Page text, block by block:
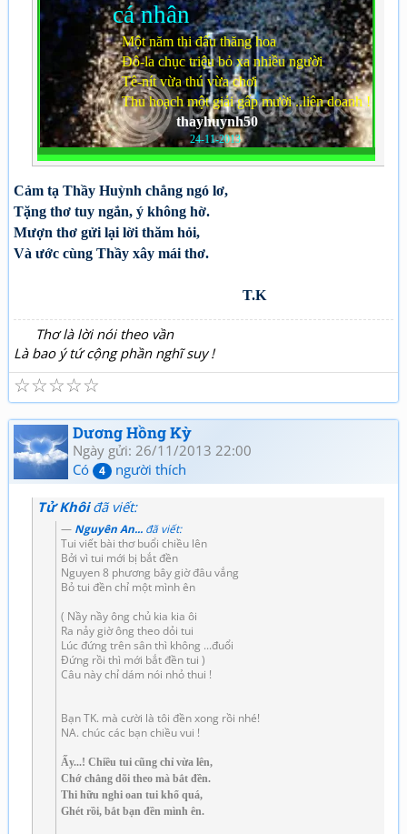
cá nhân
Một năm thi đấu thăng hoa
Đô-la chục triệu bỏ xa nhiều người
Tê-nít vừa thú vừa chơi
Thu hoạch một giải gấp mười ..liên doanh !
thayhuynh50
24-11-2013
Cảm tạ Thầy Huỳnh chẳng ngó lơ,
Tặng thơ tuy ngắn, ý không hờ.
Mượn thơ gửi lại lời thăm hỏi,
Và ước cùng Thầy xây mái thơ.
T.K
Thơ là lời nói theo vần
Là bao ý tứ cộng phần nghĩ suy !
☆
☆
☆
☆
☆
Dương Hồng Kỳ
Ngày gửi: 26/11/2013 22:00
Có
4 người thích
Tử Khôiđã viết:
Nguyên An... đã viết:
Tui viết bài thơ buổi chiều lên
Bởi vì tui mới bị bắt đền
Nguyen 8 phương bây giờ đâu vắng
Bỏ tui đền chỉ một mình ên
( Nầy nầy ông chủ kia kia ôi
Ra nảy giờ ông theo dỏi tui
Lúc đứng trên sân thì không ...đuổi
Đứng rồi thì mới bắt đền tui )
Câu này chỉ dám nói nhỏ thui !
Bạn TK. mà cười là tôi đền xong rồi nhé!
NA. chúc các bạn chiều vui !
Ấy...! Chiều tui cũng chỉ vừa lên,
Chớ chẳng dõi theo mà bắt đền.
Thi hữu nghi oan tui khổ quá,
Ghét rồi, bắt bạn đền mình ên.